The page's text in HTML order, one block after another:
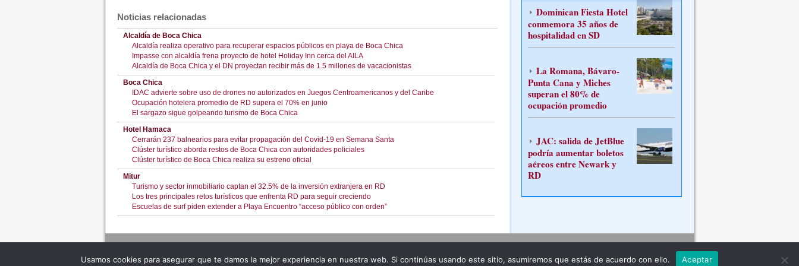
Noticias relacionadas
Alcaldía de Boca Chica
Alcaldía realiza operativo para recuperar espacios públicos en playa de Boca Chica
Impasse con alcaldía frena proyecto de hotel Holiday Inn cerca del AILA
Alcaldía de Boca Chica y el DN proyectan recibir más de 1.5 millones de vacacionistas
Boca Chica
IDAC advierte sobre uso de drones no autorizados en Juegos Centroamericanos y del Caribe
Ocupación hotelera promedio de RD supera el 70% en junio
El sargazo sigue golpeando turismo de Boca Chica
Hotel Hamaca
Cerrarán 237 balnearios para evitar propagación del Covid-19 en Semana Santa
Clúster turístico aborda restos de Boca Chica con autoridades policiales
Clúster turístico de Boca Chica realiza su estreno oficial
Mitur
Turismo y sector inmobiliario captan el 32.5% de la inversión extranjera en RD
Los tres principales retos turísticos que enfrenta RD para seguir creciendo
Escuelas de surf piden extender a Playa Encuentro “acceso público con orden”
Dominican Fiesta Hotel
conmemora 35 años de
hospitalidad en SD
La Romana, Bávaro-
Punta Cana y Miches
superan el 80% de
ocupación promedio
JAC: salida de JetBlue
podría aumentar boletos
aéreos entre Newark y
RD
Usamos cookies para asegurar que te damos la mejor experiencia en nuestra web. Si continúas usando este sitio, asumiremos que estás de acuerdo con ello. Aceptar